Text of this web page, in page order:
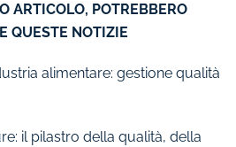
ARTICOLO, POTREBBERO
QUESTE NOTIZIE
alimentare: gestione qualità
il pilastro della qualità, della